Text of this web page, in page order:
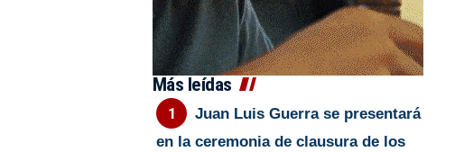
Más leídas
Juan Luis Guerra se presentará
en la ceremonia de clausura de los